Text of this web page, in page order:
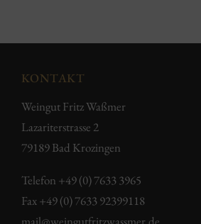
KONTAKT
Weingut Fritz Waßmer
Lazariterstrasse 2
79189 Bad Krozingen
Telefon +49 (0) 7633 3965
Fax +49 (0) 7633 92399118